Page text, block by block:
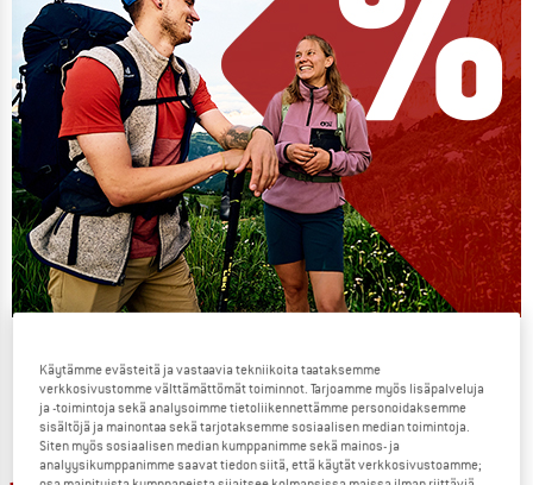
phase
NOW UP TO 50% OFF
TO THE SALE
Käytämme evästeitä ja vastaavia tekniikoita taataksemme
verkkosivustomme välttämättömät toiminnot. Tarjoamme myös lisäpalveluja
ja -toimintoja sekä analysoimme tietoliikennettämme personoidaksemme
sisältöjä ja mainontaa sekä tarjotaksemme sosiaalisen median toimintoja.
Siten myös sosiaalisen median kumppanimme sekä mainos- ja
analyysikumppanimme saavat tiedon siitä, että käytät verkkosivustoamme;